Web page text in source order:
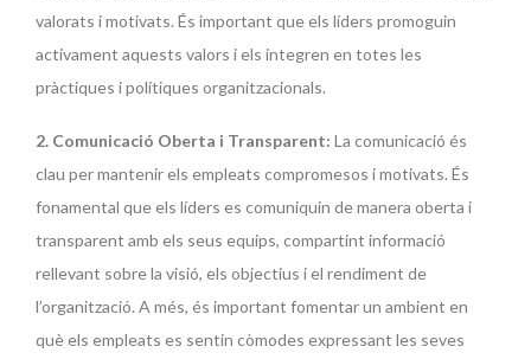
valorats i motivats. És important que els líders promoguin
activament aquests valors i els integren en totes les
pràctiques i polítiques organitzacionals.
2. Comunicació Oberta i Transparent: La comunicació és
clau per mantenir els empleats compromesos i motivats. És
fonamental que els líders es comuniquin de manera oberta i
transparent amb els seus equips, compartint informació
rellevant sobre la visió, els objectius i el rendiment de
l’organització. A més, és important fomentar un ambient en
què els empleats es sentin còmodes expressant les seves